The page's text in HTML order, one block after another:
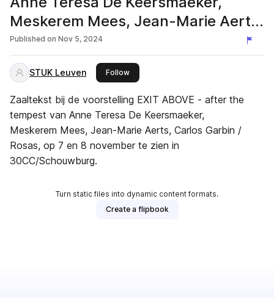
Meskerem Mees, Jean-Marie Aerts,
Carlos Garbin / Rosas — EXIT
ABOVE
Published on Nov 5, 2024
STUK Leuven Followthis publisher
Zaaltekst bij de voorstelling EXIT ABOVE - after the
tempest van Anne Teresa De Keersmaeker,
Meskerem Mees, Jean-Marie Aerts, Carlos Garbin /
Rosas, op 7 en 8 november te zien in
30CC/Schouwburg.
Turn static files into dynamic content formats.
Create a flipbook